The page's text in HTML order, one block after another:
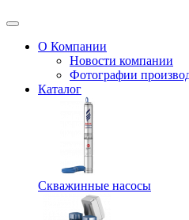
О Компании
Новости компании
Фотографии
Каталог
Скважинные насосы